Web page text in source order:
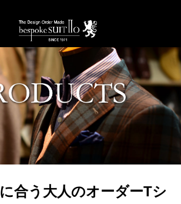
合う大人のオーダーTシ